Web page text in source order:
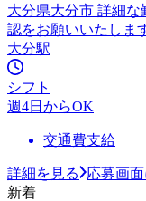
大分県大分市 詳細
認をお願いいたしま
大分駅
シフト
週4日からOK
交通費支給
詳細を見る
応募画
新着